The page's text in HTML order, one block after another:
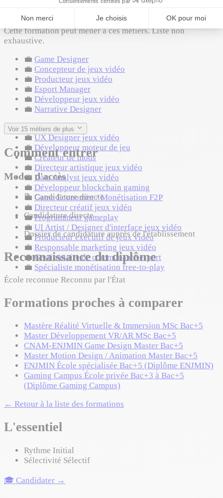
Où ça mène
Cette formation peut mener à ces métiers. Liste non
exhaustive.
💼 Game Designer
💼 Concepteur de jeux vidéo
💼 Producteur jeux vidéo
💼 Esport Manager
💼 Développeur jeux vidéo
💼 Narrative Designer
💼 Level designer
💼 UX Designer jeux vidéo
💼 Développeur moteur de jeu
💼 Créateur de mods
💼 Directeur artistique jeux vidéo
💼 Data Analyst jeux vidéo
💼 Développeur blockchain gaming
💼 Game Economist / Monétisation F2P
💼 Directeur créatif jeux vidéo
💼 Programmeur gameplay
💼 UI Artist / Designer d'interface jeux vidéo
💼 Producteur exécutif de jeux vidéo
💼 Responsable marketing jeux vidéo
💼 Gestionnaire de communauté esport
💼 Spécialiste monétisation free-to-play
Voir 15 métiers de plus
Comment entrer
Modes d'accès
📝 Candidature directe
Candidature directe
Dossier de candidature auprès de l'établissement
Reconnaissance du diplôme
École reconnue Reconnu par l'État
Formations proches à comparer
Mastère Réalité Virtuelle & Immersion MSc Bac+5
Master Développement VR/AR MSc Bac+5
CNAM-ENJMIN Game Design Master Bac+5
Master Motion Design / Animation Master Bac+5
ENJMIN École spécialisée Bac+5 (Diplôme ENJMIN)
Gaming Campus École privée Bac+3 à Bac+5
(Diplôme Gaming Campus)
← Retour à la liste des formations
L'essentiel
Rythme Initial
Sélectivité Sélectif
🎓 Candidater →